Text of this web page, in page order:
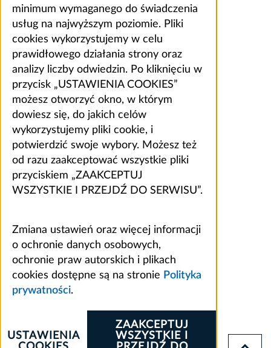
minimum wymaganego do świadczenia
usług na najwyższym poziomie. Pliki
cookies wykorzystujemy w celu
prawidłowego działania strony oraz
analizy liczby odwiedzin. Po kliknięciu w
przycisk „USTAWIENIA COOKIES”
możesz otworzyć okno, w którym
dowiesz się, do jakich celów
wykorzystujemy pliki cookie, i
potwierdzić swoje wybory. Możesz też
od razu zaakceptować wszystkie pliki
przyciskiem „ZAAKCEPTUJ
WSZYSTKIE I PRZEJDŹ DO SERWISU”.
Zmiana ustawień oraz więcej informacji
o ochronie danych osobowych,
ochronie praw autorskich i plikach
cookies dostępne są na stronie Polityka
prywatności.
ZAAKCEPTUJ
WSZYSTKIE I
USTAWIENIA